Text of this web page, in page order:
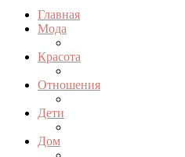
Главная
Мода
Красота
Отношения
Дети
Дом